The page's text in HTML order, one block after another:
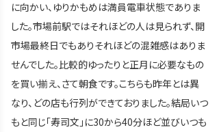
に向かい、ゆりかもめは満員電車状態でありま
した。市場前駅ではそれほどの人は見られず、開
市場最終日でもありそれほどの混雑感はありま
せんでした。比較的ゆったりと正月に必要なもの
を買い揃え、さて朝食です。こちらも昨年とは異
なり、どの店も行列ができておりました。結局いつ
もと同じ「寿司文」に30から40分ほど並びいつも